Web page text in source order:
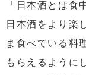
「日本酒とは食
日本酒をより楽
ま食べている料
もらえるように